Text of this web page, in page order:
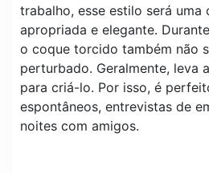
trabalho, esse estilo será uma
apropriada e elegante.
o coque torcido também não
perturbado. Geralmente, leva
para criá-lo. Por isso, é
espontâneos, entrevistas de
noites com amigos.